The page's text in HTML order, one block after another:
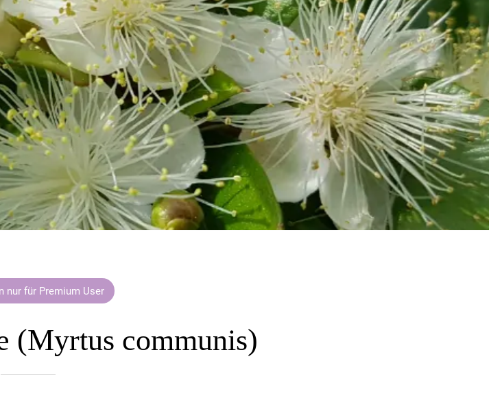
nur für Premium User
(Myrtus communis)